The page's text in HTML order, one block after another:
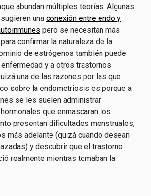
abundan múltiples teorías. Algunas
una conexión entre endo y
pero se necesitan más
confirmar la naturaleza de la
de estrógenos también puede
y a otros trastornos
una de las razones por las que
sobre la endometriosis es porque a
se les suelen administrar
que enmascaran los
presentan dificultades menstruales,
más adelante (quizá cuando desean
y descubrir que el trastorno
realmente mientras tomaban la